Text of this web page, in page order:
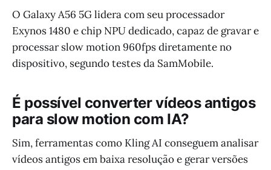
O Galaxy A56 5G lidera com seu processador
Exynos 1480 e chip NPU dedicado, capaz de gravar e
processar slow motion 960fps diretamente no
dispositivo, segundo testes da SamMobile.
É possível converter vídeos antigos
para slow motion com IA?
Sim, ferramentas como Kling AI conseguem analisar
vídeos antigos em baixa resolução e gerar versões